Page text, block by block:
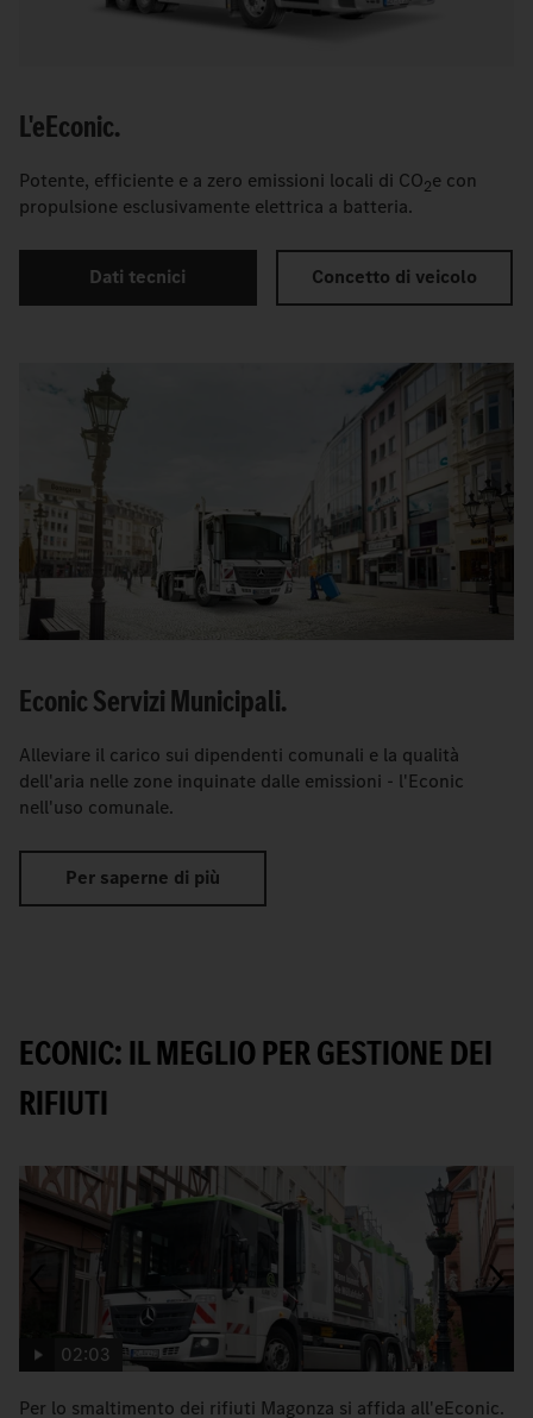
L'eEconic.
Potente, efficiente e a zero emissioni locali di CO2e con
propulsione esclusivamente elettrica a batteria.
Dati tecnici Concetto di veicolo
Econic Servizi Municipali.
Alleviare il carico sui dipendenti comunali e la qualità
dell'aria nelle zone inquinate dalle emissioni - l'Econic
nell'uso comunale.
Per saperne di più
ECONIC: IL MEGLIO PER GESTIONE DEI
RIFIUTI
02:03
Per lo smaltimento dei rifiuti Magonza si affida all'eEconic.